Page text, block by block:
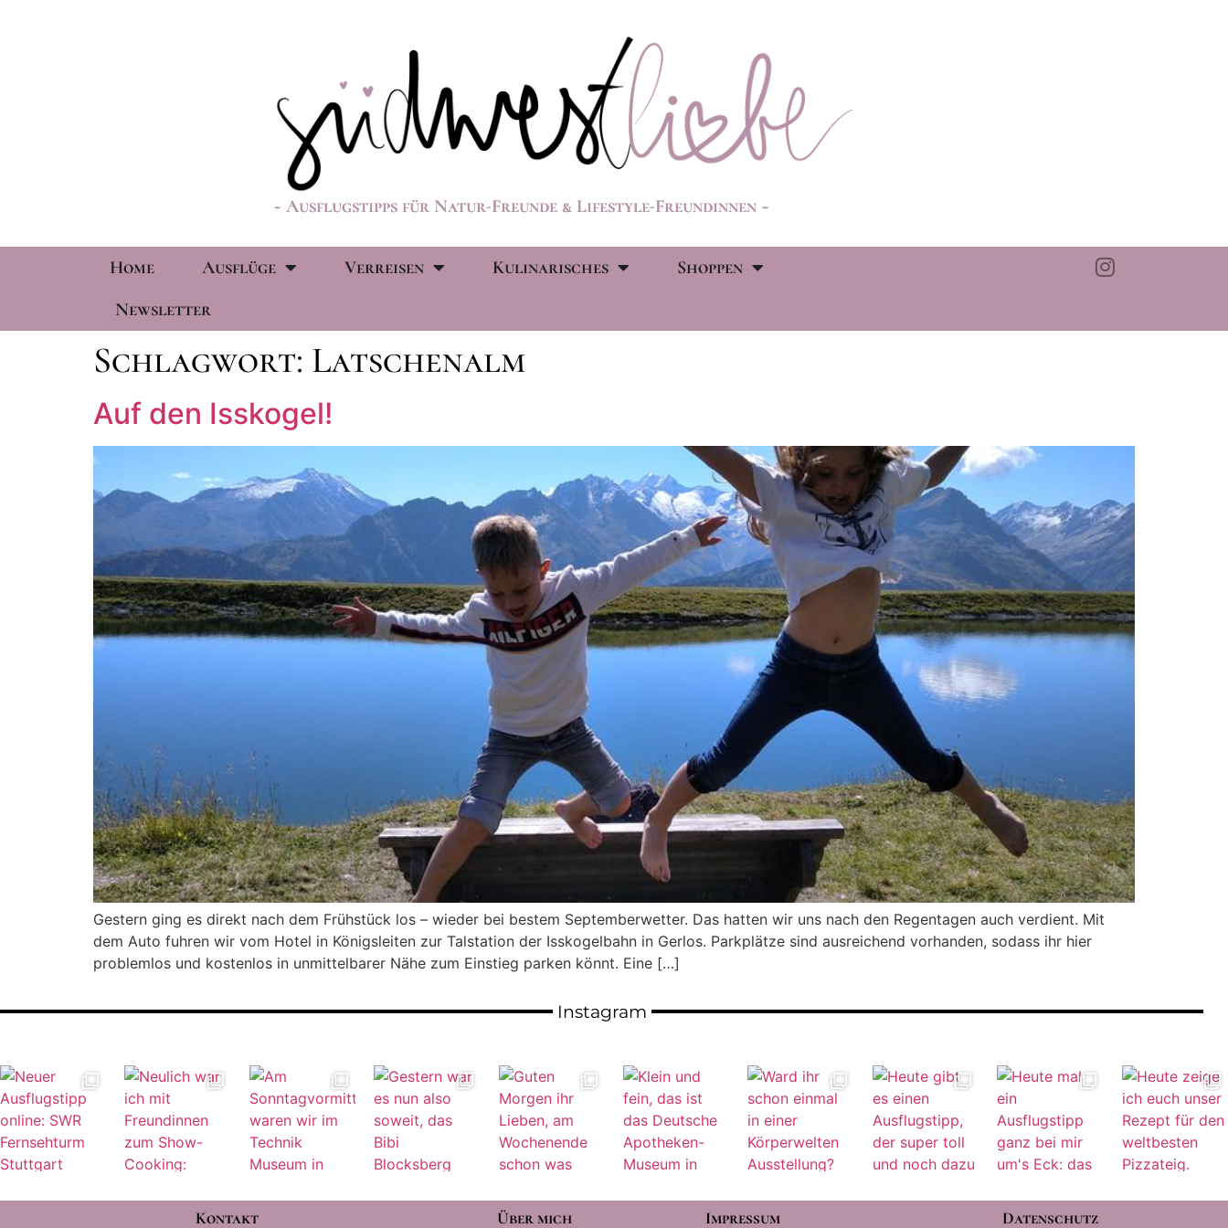
~ Ausflugstipps für Natur-Freunde & Lifestyle-Freundinnen ~
Home Ausflüge Verreisen Kulinarisches
Shoppen
Newsletter
Schlagwort: Latschenalm
Auf den Isskogel!
Gestern ging es direkt nach dem Frühstück los – wieder bei bestem Septemberwetter. Das hatten wir uns nach den Regentagen auch verdient. Mit
dem Auto fuhren wir vom Hotel in Königsleiten zur Talstation der Isskogelbahn in Gerlos. Parkplätze sind ausreichend vorhanden, sodass ihr hier
problemlos und kostenlos in unmittelbarer Nähe zum Einstieg parken könnt. Eine […]
Instagram
Kontakt Über mich Impressum Datenschutz